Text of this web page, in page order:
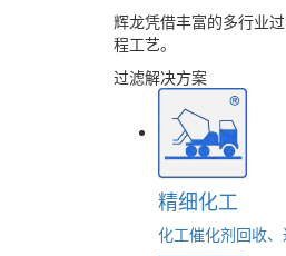
辉龙凭借丰富的多行业
程工艺。
过滤解决方案
精细化工
化工催化剂回收